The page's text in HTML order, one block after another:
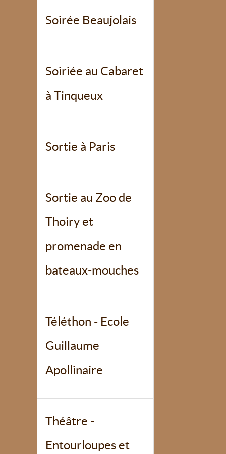
Soirée Beaujolais
Soiriée au Cabaret
à Tinqueux
Sortie à Paris
Sortie au Zoo de
Thoiry et
promenade en
bateaux-mouches
Téléthon - Ecole
Guillaume
Apollinaire
Théâtre -
Entourloupes et